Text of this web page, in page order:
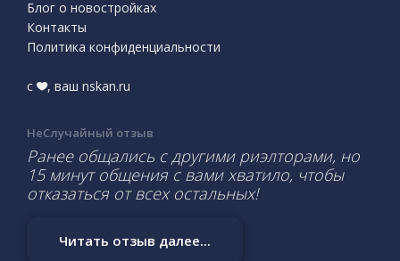
Блог о новостройках
Контакты
Политика конфиденциальности
с , ваш nskan.ru
НеСлучайный отзыв
Ранее общались с другими риэлторами, но
15 минут общения с вами хватило, чтобы
отказаться от всех остальных!
Читать отзыв далее...